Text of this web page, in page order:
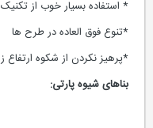
* استفاده بسیار خوب از تکنیک
*تنوع فوق العاده در طرح ها
*پرهیز نکردن از شکوه ارتفاع زیاد
بناهایشیوه پارتی: